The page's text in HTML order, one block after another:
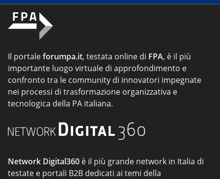
Il portaleforumpa.it, testata online di FPA, è il più
importante luogo virtuale di approfondimento e
confronto tra le community di innovatori impegnate
nei processi di trasformazione organizzativa e
tecnologica della PA italiana.
Network Digital360 è il più grande network in Italia di
testate e portali B2B dedicati ai temi della